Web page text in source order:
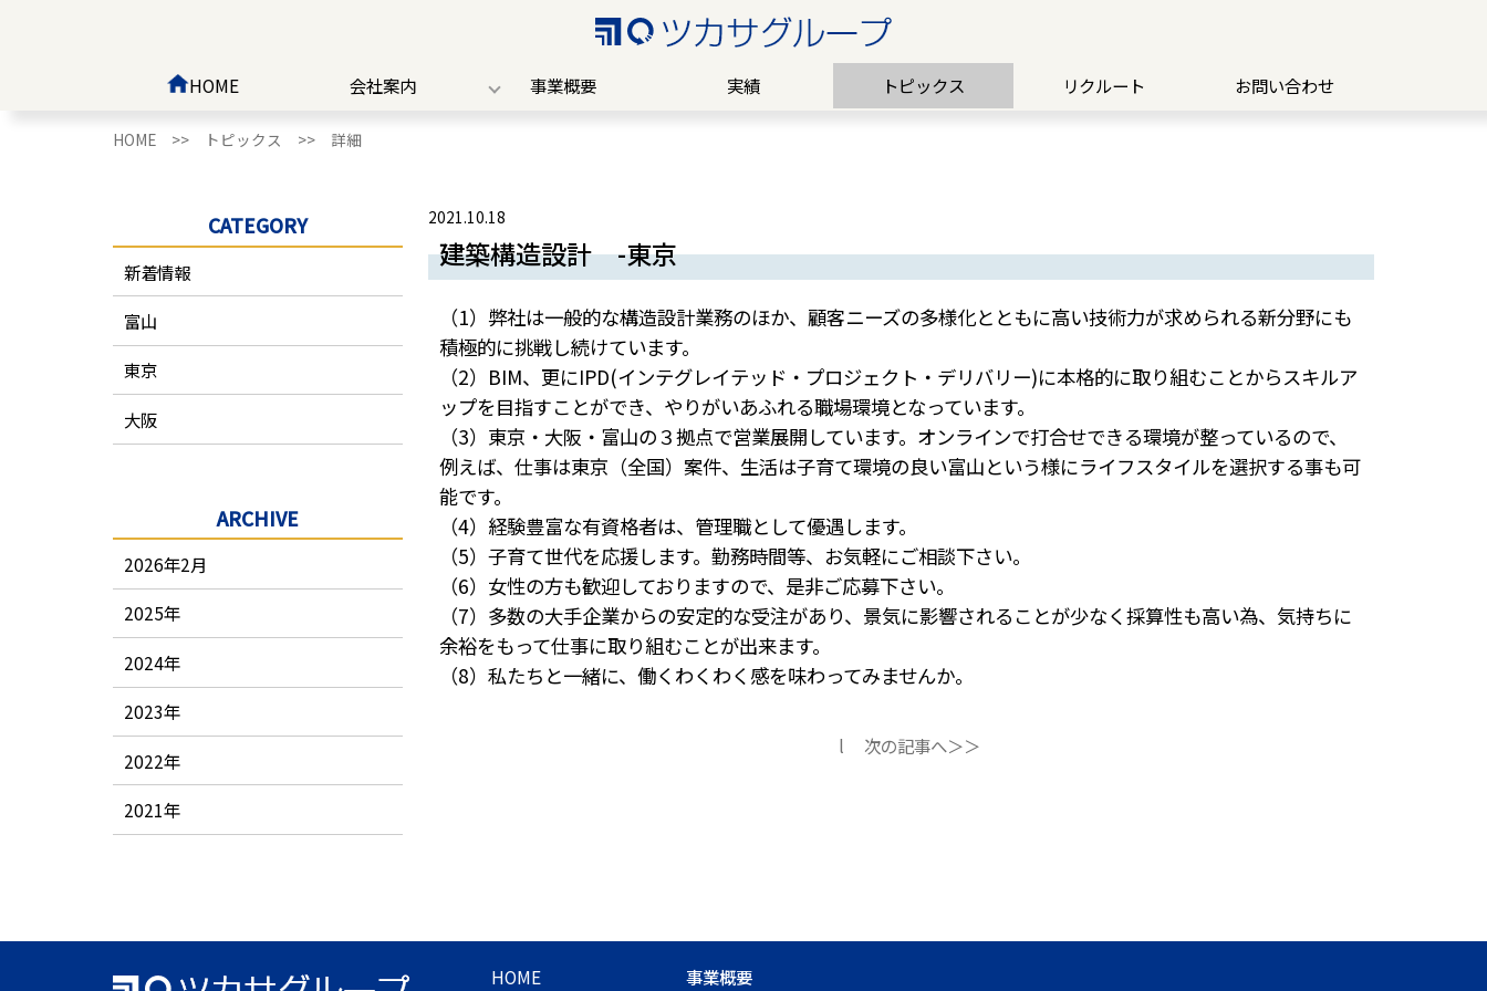
HOME 会社案内 事業概要 実績 トピックス リクルート お問い合わせ
HOME >> トピックス >> 詳細
2021.10.18
建築構造設計 -東京
（1）弊社は一般的な構造設計業務のほか、顧客ニーズの多様化とともに高い技術力が求められる新分野にも
積極的に挑戦し続けています。
（2）BIM、更にIPD(インテグレイテッド・プロジェクト・デリバリー)に本格的に取り組むことからスキルア
ップを目指すことができ、やりがいあふれる職場環境となっています。
（3）東京・大阪・富山の３拠点で営業展開しています。オンラインで打合せできる環境が整っているので、
例えば、仕事は東京（全国）案件、生活は子育て環境の良い富山という様にライフスタイルを選択する事も可
能です。
（4）経験豊富な有資格者は、管理職として優遇します。
（5）子育て世代を応援します。勤務時間等、お気軽にご相談下さい。
（6）女性の方も歓迎しておりますので、是非ご応募下さい。
（7）多数の大手企業からの安定的な受注があり、景気に影響されることが少なく採算性も高い為、気持ちに
余裕をもって仕事に取り組むことが出来ます。
（8）私たちと一緒に、働くわくわく感を味わってみませんか。
l 次の記事へ＞＞
CATEGORY
新着情報
富山
東京
大阪
ARCHIVE
2026年2月
2025年
2024年
2023年
2022年
2021年
HOME
事業概要